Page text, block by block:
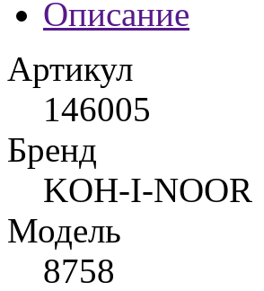
Описание
Артикул
146005
Бренд
KOH-I-NOOR
Модель
8758